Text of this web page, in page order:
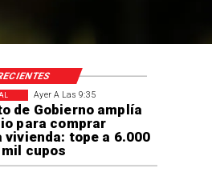
Ayer A Las 9:35
de Gobierno amplía
para comprar
vivienda: tope a 6.000
mil cupos